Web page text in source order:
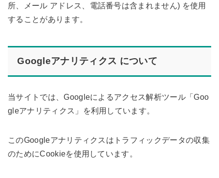
所、メール アドレス、電話番号は含まれません) を使用
することがあります。
Googleアナリティクス について
当サイトでは、Googleによるアクセス解析ツール「Goo
gleアナリティクス」を利用しています。
このGoogleアナリティクスはトラフィックデータの収集
のためにCookieを使用しています。